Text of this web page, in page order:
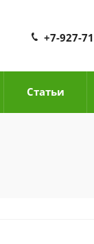
+7-927-
Cтатьи